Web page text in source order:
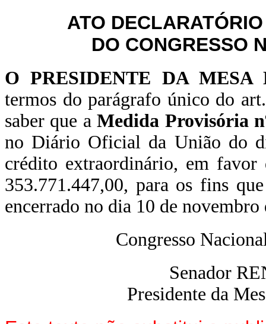
ATO
DO CONGRESSO
O PRESIDENTE DA
termos do parágrafo único do
saber que aMedida Provisória
no Diário Oficial da União do
crédito extraordinário, em
353.771.447,00, para os fins
encerrado no dia 10 de novembro
Congresso
Senador
Presidente da